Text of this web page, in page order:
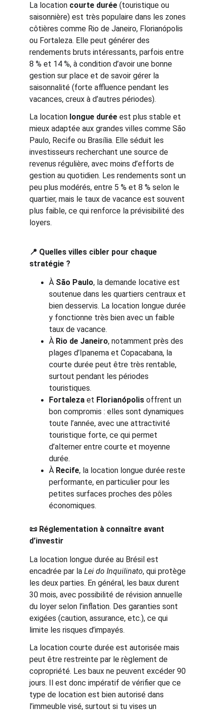
La location courte durée (touristique ou
saisonnière) est très populaire dans les zones
côtières comme Rio de Janeiro, Florianópolis
ou Fortaleza. Elle peut générer des
rendements bruts intéressants, parfois entre
8 % et 14 %, à condition d’avoir une bonne
gestion sur place et de savoir gérer la
saisonnalité (forte affluence pendant les
vacances, creux à d’autres périodes).
La location longue durée est plus stable et
mieux adaptée aux grandes villes comme São
Paulo, Recife ou Brasília. Elle séduit les
investisseurs recherchant une source de
revenus régulière, avec moins d’efforts de
gestion au quotidien. Les rendements sont un
peu plus modérés, entre 5 % et 8 % selon le
quartier, mais le taux de vacance est souvent
plus faible, ce qui renforce la prévisibilité des
loyers.
📍 Quelles villes cibler pour chaque
stratégie ?
À São Paulo, la demande locative est
soutenue dans les quartiers centraux et
bien desservis. La location longue durée
y fonctionne très bien avec un faible
taux de vacance.
À Rio de Janeiro, notamment près des
plages d’Ipanema et Copacabana, la
courte durée peut être très rentable,
surtout pendant les périodes
touristiques.
Fortaleza et Florianópolis offrent un
bon compromis : elles sont dynamiques
toute l’année, avec une attractivité
touristique forte, ce qui permet
d’alterner entre courte et moyenne
durée.
À Recife, la location longue durée reste
performante, en particulier pour les
petites surfaces proches des pôles
économiques.
📜 Réglementation à connaître avant
d’investir
La location longue durée au Brésil est
encadrée par la Lei do Inquilinato, qui protège
les deux parties. En général, les baux durent
30 mois, avec possibilité de révision annuelle
du loyer selon l’inflation. Des garanties sont
exigées (caution, assurance, etc.), ce qui
limite les risques d’impayés.
La location courte durée est autorisée mais
peut être restreinte par le règlement de
copropriété. Les baux ne peuvent excéder 90
jours. Il est donc impératif de vérifier que ce
type de location est bien autorisé dans
l’immeuble visé, surtout si tu vises un